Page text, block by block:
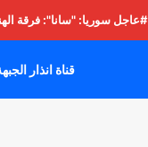
#عاجل سوريا: "سانا": فرقة
قناة انذار